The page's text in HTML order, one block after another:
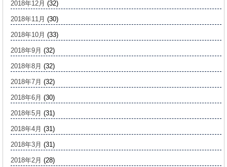
2018年12月 (32)
2018年11月 (30)
2018年10月 (33)
2018年9月 (32)
2018年8月 (32)
2018年7月 (32)
2018年6月 (30)
2018年5月 (31)
2018年4月 (31)
2018年3月 (31)
2018年2月 (28)